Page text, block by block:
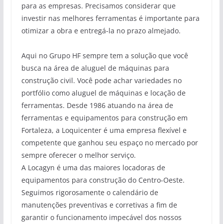
para as empresas. Precisamos considerar que
investir nas melhores ferramentas é importante para
otimizar a obra e entregá-la no prazo almejado.
Aqui no Grupo HF sempre tem a solução que você
busca na área de aluguel de máquinas para
construção civil. Você pode achar variedades no
portfólio como aluguel de máquinas e locação de
ferramentas. Desde 1986 atuando na área de
ferramentas e equipamentos para construção em
Fortaleza, a Loquicenter é uma empresa flexível e
competente que ganhou seu espaço no mercado por
sempre oferecer o melhor serviço.
A Locagyn é uma das maiores locadoras de
equipamentos para construção do Centro-Oeste.
Seguimos rigorosamente o calendário de
manutenções preventivas e corretivas a fim de
garantir o funcionamento impecável dos nossos